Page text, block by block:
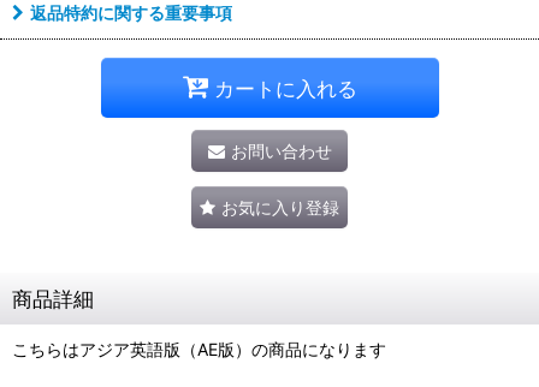
返品特約に関する重要事項
カートに入れる
お問い合わせ
お気に入り登録
商品詳細
こちらはアジア英語版（AE版）の商品になります